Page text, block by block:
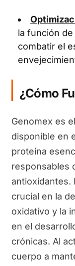
la función
combatir el
¿Cómo
Genomex es
disponible en
proteína
responsables
antioxidantes.
crucial en la
oxidativo y la
en el
crónicas. Al
cuerpo a